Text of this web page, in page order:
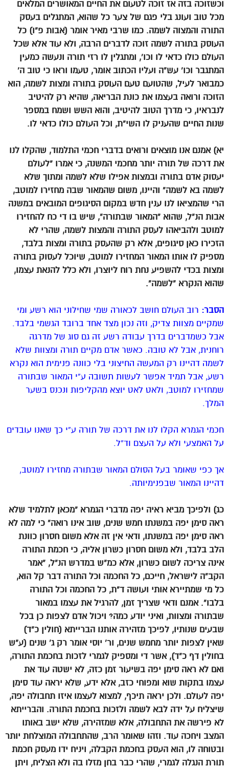
וכשזוכה בזה אז זוכה לטעום את החיים המאושרים המלאים
מכל טוב ועונג בלי פגם של צער כל שהוא, המתגלים בעסק
התורה והמצוה לשמה. כמו שרבי מאיר אומר (אבות פ”ו) כל
העוסק בתורה לשמה זוכה לדברים הרבה, ולא עוד אלא שכל
העולם כולו כדאי לו וכו’, ומתגלין לו רזי תורה ונעשה כמעין
המתגבר וכו’ עש”ה ועליו הכתוב אומר, טעמו וראו כי טוב ה’
כמבואר לעיל, שהטועם טעם העוסק בתורה ומצות לשמה, הוא
הזוכה ורואה בעצמו את כונת הבריאה, שהיא רק להיטיב
לנבראיו, כי מדרך הטוב להיטיב, והוא השש ושמח במספר
שנות החיים שהעניק לו השי”ת, וכל העולם כולו כדאי לו.
יא) אמנם אנו מוצאים ורואים בדברי חכמי התלמוד, שהקלו לנו
את דרכה של תורה יותר מחכמי המשנה, כי אמרו “לעולם
יעסוק אדם בתורה ובמצות אפילו שלא לשמה ומתוך שלא
לשמה בא לשמה” והיינו, משום שהמאור שבה מחזירו למוטב,
הרי שהמציאו לנו ענין חדש במקום הסיגופים המובאים במשנה
אבות הנ”ל, שהוא “המאור שבתורה”, שיש בו די כח להחזירו
למוטב ולהביאהו לעסק התורה והמצות לשמה, שהרי לא
הזכירו כאן סיגופים, אלא רק שהעסק בתורה ומצות בלבד,
מספיק לו אותו המאור המחזירו למוטב, שיוכל לעסוק בתורה
ומצות בכדי להשפיע נחת רוח ליוצרו, ולא כלל להנאת עצמו,
שהוא הנקרא “לשמה”.
הסבר: רוב העולם חושב לכאורה שמי שחילוני הוא רשע ומי
שמקיים מצוות צדיק, וזה נכון מצד אחד ברובד הגשמי בלבד.
אבל כשמדברים בדרך עבודה רשע זה גם סוג של מדרגה
רוחנית, אבל לא טובה. כאשר אדם מקיים תורה ומצוות שלא
לשמה דהיינו רק המעשה החיצוני בלי כוונה פנימית הוא נקרא
רשע, אבל תמיד אפשר לעשות תשובה ע”י המאור שבתורה
שמחזירו למוטב, ולאט לאט יוצא מהקליפות ונכנס בשער
המלך.
חכמי הגמרא הקלו לנו את דרכה של תורה ע”י כך שאנו עובדים
על האמצעי ולא על העצם וד”ל.
אך כפי שאומר בעל הסולם המאור שבתורה מחזירו למוטב,
דהיינו המאור שבפנימיותה.
כג) ולפיכך מביא ראיה יפה מדברי הגמרא “מכאן לתלמיד שלא
ראה סימן יפה במשנתו חמש שנים, שוב אינו רואה” כי למה לא
ראה סימן יפה במשנתו, ודאי אין זה אלא משום חסרון כוונת
הלב בלבד, ולא משום חסרון כשרון אליה, כי חכמת התורה
אינה צריכה לשום כשרון, אלא כמ”ש במדרש הנ”ל, “אמר
הקב”ה לישראל, חייכם, כל החכמה וכל התורה דבר קל הוא,
כל מי שמתיירא אותי ועושה ד”ת, כל החכמה וכל התורה
בלבו”. אמנם ודאי שצריך זמן, להרגיל את עצמו במאור
שבתורה ומצוות, ואיני יודע כמה? ויכול אדם לצפות כן בכל
שבעים שנותיו, לפיכך מזהירה אותנו הברייתא (חולין כ”ד)
שאין לצפות יותר מחמש שנים, ור’ יוסי אומר רק ג’ שנים (ע”ש
בחולין דף כ”ד), אשר די ומספיק לגמרי לזכות בחכמת התורה,
ואם לא ראה סימן יפה בשיעור זמן כזה, לא ישטה עוד את
עצמו בתקות שוא ומפוחי כזב, אלא ידע, שלא יראה עוד סימן
יפה לעולם. ולכן יראה תיכף, למצוא לעצמו איזו תחבולה יפה,
שיצליח על ידה לבא לשמה ולזכות בחכמת התורה. והברייתא
לא פירשה את התחבולה, אלא שמזהירה, שלא ישב באותו
המצב ויחכה עוד. וזהו שאומר הרב, שהתחבולה המוצלחת יותר
ובטוחה לו, הוא העסק בחכמת הקבלה, ויניח ידו מעסק חכמת
תורת הנגלה לגמרי, שהרי כבר בחן מזלו בה ולא הצליח, ויתן